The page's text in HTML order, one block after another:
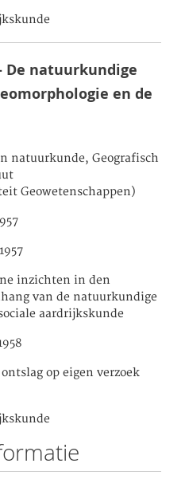
De natuurkundige
en de
natuurkunde, Geografisch
Geowetenschappen)
inzichten in den
van de natuurkundige
aardrijkskunde
op eigen verzoek